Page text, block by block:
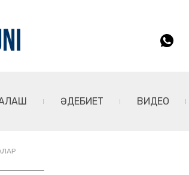
ӘДЕБИЕТ ВИДЕО